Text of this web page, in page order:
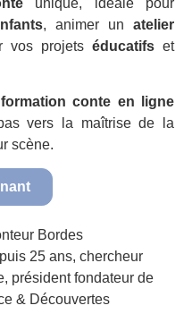
, animer unatelier
vos projets éducatifset
formation conte en ligne
vers la maîtrise de la
scène.
25 ans, chercheur
président fondateur de
& Découvertes